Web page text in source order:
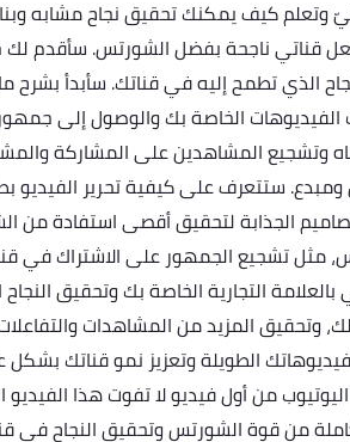
وتعلم كيف يمكنك تحقيق نجاح مشابه
قناتي ناجحة بفضل الشورتس. سأقدم
الذي تطمح إليه في قناتك. سأبدأ
الخاصة بك والوصول إلى
وتشجيع المشاهدين على المشاركة
ستتعرف على كيفية تحرير الفيديو
الجذابة لتحقيق أقصى استفادة
مثل تشجيع الجمهور على الاشتراك في
التجارية الخاصة بك وتحقيق النجاح
وتحقيق المزيد من المشاهدات
الطويلة وتعزيز نمو قناتك
من أول فيديو لا تفوت هذا
من قوة الشورتس وتحقيق النجاح